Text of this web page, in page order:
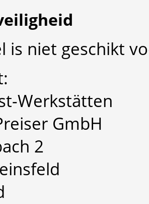
is niet geschikt
Werkstätten
GmbH
2